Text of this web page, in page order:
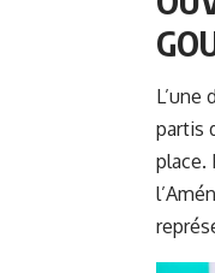
partis
place.